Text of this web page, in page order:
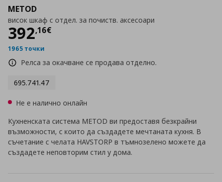
METOD
висок шкаф с отдел. за почиств. аксесоари
392,16€
Цена
1965 точки
Релса за окачване се продава отделно.
695.741.47
Не е налично онлайн
Кухненската система METOD ви предоставя безкрайни
възможности, с които да създадете мечтаната кухня. В
съчетание с челата HAVSTORP в тъмнозелено можете да
създадете неповторим стил у дома.